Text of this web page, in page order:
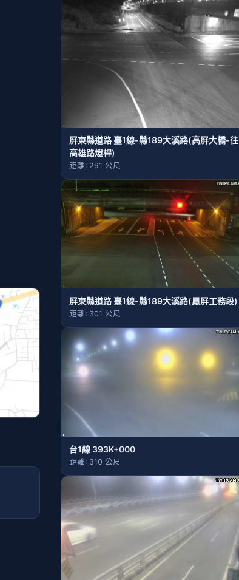
屏東縣道路 臺1線-縣189大溪路(高屏大橋-往
高雄路燈桿)
距離: 291 公尺
屏東縣道路 臺1線-縣189大溪路(鳳屏工務段)
距離: 301 公尺
台1線 393K+000
距離: 310 公尺